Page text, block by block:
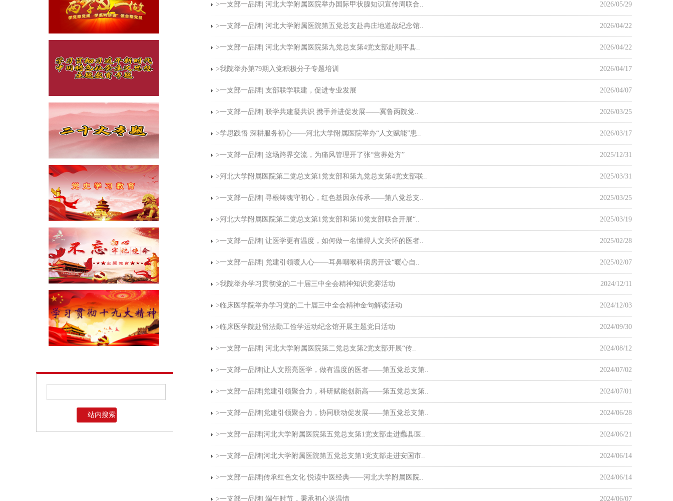
>一支部一品牌| 河北大学附属医院举办国际甲状腺知识宣传周联合.. 2026/05/29
>一支部一品牌| 河北大学附属医院第五党总支赴冉庄地道战纪念馆.. 2026/04/22
>一支部一品牌| 河北大学附属医院第九党总支第4党支部赴顺平县.. 2026/04/22
>我院举办第79期入党积极分子专题培训 2026/04/17
>一支部一品牌| 支部联学联建，促进专业发展 2026/04/07
>一支部一品牌| 联学共建凝共识 携手并进促发展——冀鲁两院党.. 2026/03/25
>学思践悟 深耕服务初心——河北大学附属医院举办“人文赋能”患.. 2026/03/17
>一支部一品牌| 这场跨界交流，为痛风管理开了张“营养处方” 2025/12/31
>河北大学附属医院第二党总支第1党支部和第九党总支第4党支部联.. 2025/03/31
>一支部一品牌| 寻根铸魂守初心，红色基因永传承——第八党总支.. 2025/03/25
>河北大学附属医院第二党总支第1党支部和第10党支部联合开展“.. 2025/03/19
>一支部一品牌| 让医学更有温度，如何做一名懂得人文关怀的医者.. 2025/02/28
>一支部一品牌| 党建引领暖人心——耳鼻咽喉科病房开设“暖心自.. 2025/02/07
>我院举办学习贯彻党的二十届三中全会精神知识竞赛活动 2024/12/11
>临床医学院举办学习党的二十届三中全会精神金句解读活动 2024/12/03
>临床医学院赴留法勤工俭学运动纪念馆开展主题党日活动 2024/09/30
>一支部一品牌| 河北大学附属医院第二党总支第2党支部开展“传.. 2024/08/12
>一支部一品牌|让人文照亮医学，做有温度的医者——第五党总支第.. 2024/07/02
>一支部一品牌|党建引领聚合力，科研赋能创新高——第五党总支第.. 2024/07/01
>一支部一品牌|党建引领聚合力，协同联动促发展——第五党总支第.. 2024/06/28
>一支部一品牌|河北大学附属医院第五党总支第1党支部走进蠡县医.. 2024/06/21
>一支部一品牌|河北大学附属医院第五党总支第1党支部走进安国市.. 2024/06/14
>一支部一品牌|传承红色文化 悦读中医经典——河北大学附属医院.. 2024/06/14
>一支部一品牌| 端午时节，秉承初心送温情 2024/06/07